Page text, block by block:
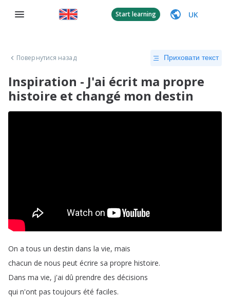
Start learning UK
Повернутися назад Приховати текст
Inspiration - J'ai écrit ma propre
histoire et changé mon destin
On a tous un destin dans la vie, mais
chacun de nous peut écrire sa propre histoire.
Dans ma vie, j'ai dû prendre des décisions
qui n'ont pas toujours été faciles.